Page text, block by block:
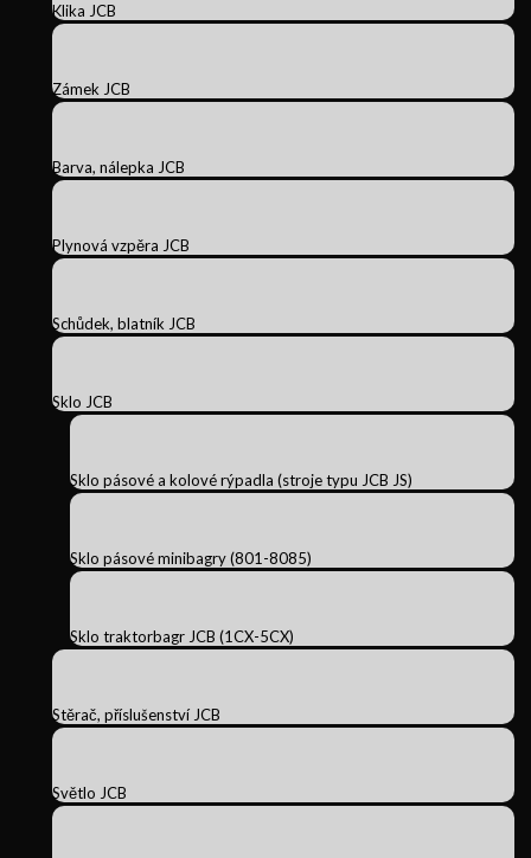
Klika JCB
Zámek JCB
Barva, nálepka JCB
Plynová vzpěra JCB
Schůdek, blatník JCB
Sklo JCB
Sklo pásové a kolové rýpadla (stroje typu JCB JS)
Sklo pásové minibagry (801-8085)
Sklo traktorbagr JCB (1CX-5CX)
Stěrač, příslušenství JCB
Světlo JCB